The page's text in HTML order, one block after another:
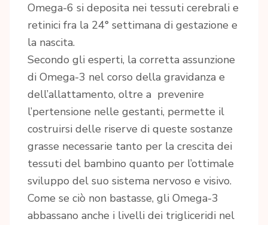
Omega-6 si deposita nei tessuti cerebrali e
retinici fra la 24° settimana di gestazione e
la nascita.
Secondo gli esperti, la corretta assunzione
di Omega-3 nel corso della gravidanza e
dell’allattamento, oltre a prevenire
l’pertensione nelle gestanti, permette il
costruirsi delle riserve di queste sostanze
grasse necessarie tanto per la crescita dei
tessuti del bambino quanto per l’ottimale
sviluppo del suo sistema nervoso e visivo.
Come se ciò non bastasse, gli Omega-3
abbassano anche i livelli dei trigliceridi nel